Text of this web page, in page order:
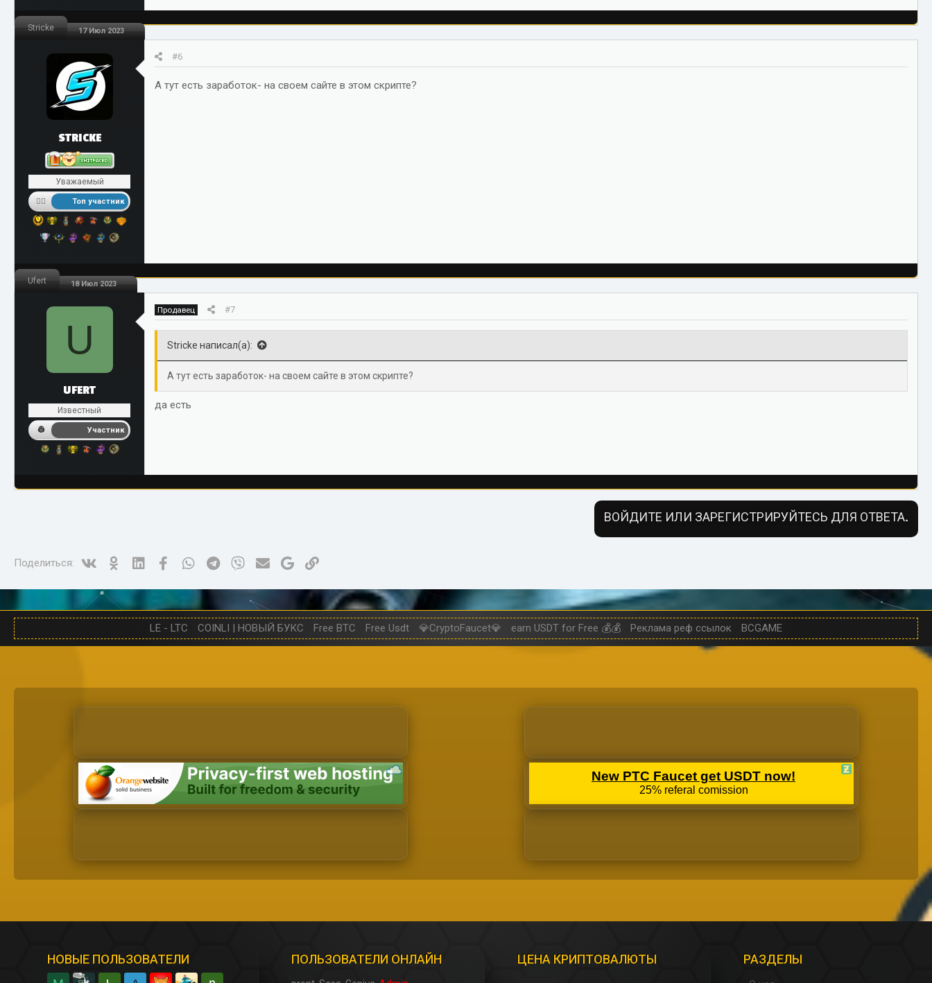
Stricke 17 Июл 2023
STRICKE
Уважаемый
Топ участник
#6
А тут есть заработок- на своем сайте в этом скрипте?
Ufert 18 Июл 2023
U
UFERT
Известный
Участник
Продавец #7
Stricke написал(а):
А тут есть заработок- на своем сайте в этом скрипте?
да есть
ВОЙДИТЕ ИЛИ ЗАРЕГИСТРИРУЙТЕСЬ ДЛЯ ОТВЕТА.
Поделиться: Ok Linked InFacebookWhatsAppTelegram
Viber Электронная почта
Google
LE - LTC COINLI | НОВЫЙ БУКС Free BTC Free Usdt 💎CryptoFaucet💎 earn USDT for Free 💰💰 Реклама реф ссылок BCGAME
НОВЫЕ ПОЛЬЗОВАТЕЛИ ПОЛЬЗОВАТЕЛИ ОНЛАЙН ЦЕНА КРИПТОВАЛЮТЫ РАЗДЕЛЫ